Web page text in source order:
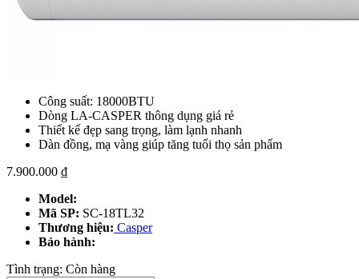
Công suất: 18000BTU
Dòng LA-CASPER thông dụng giá rẻ
Thiết kế đẹp sang trọng, làm lạnh nhanh
Dàn đồng, mạ vàng giúp tăng tuổi thọ sản phẩm
7.900.000 ₫
Model:
Mã SP: SC-18TL32
Thương hiệu: Casper
Bảo hành:
Tình trạng: Còn hàng